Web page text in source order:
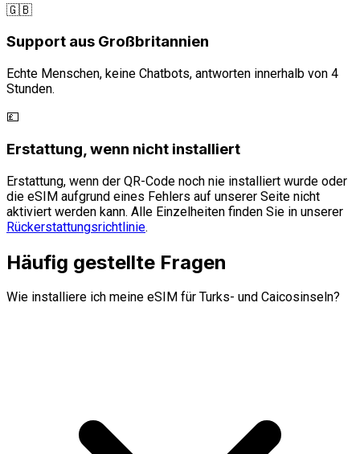
🇬🇧
Support aus Großbritannien
Echte Menschen, keine Chatbots, antworten innerhalb von 4
Stunden.
💷
Erstattung, wenn nicht installiert
Erstattung, wenn der QR-Code noch nie installiert wurde oder
die eSIM aufgrund eines Fehlers auf unserer Seite nicht
aktiviert werden kann. Alle Einzelheiten finden Sie in unserer
Rückerstattungsrichtlinie.
Häufig gestellte Fragen
Wie installiere ich meine eSIM für Turks- und Caicosinseln?